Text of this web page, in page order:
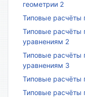
геометрии 2
Типовые расчёты
Типовые
уравнениям 2
Типовые
уравнениям 3
Типовые расчёты
Типовые расчёты